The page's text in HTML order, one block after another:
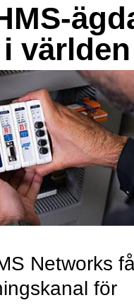
världen
Networks
för